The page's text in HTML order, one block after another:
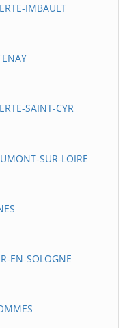
IMBAULT
SAINT-CYR
SUR-LOIRE
EN-SOLOGNE